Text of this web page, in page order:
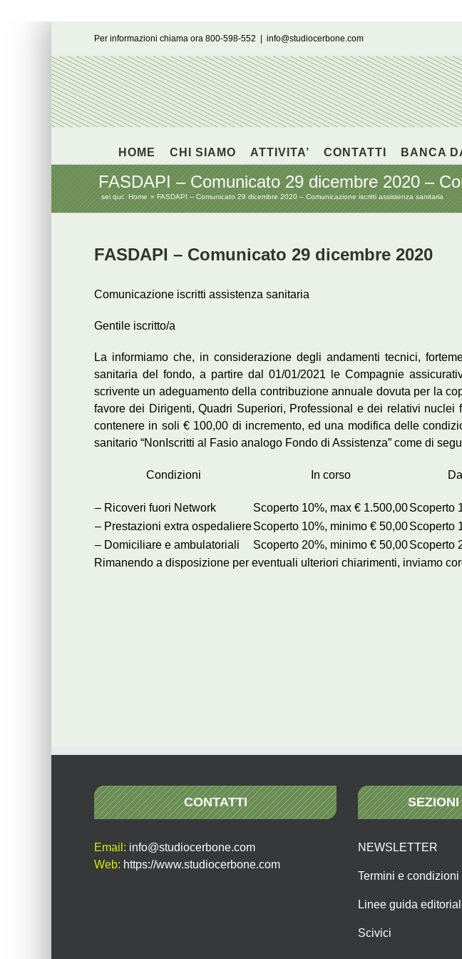
Per informazioni chiama ora 800-598-552 info@studiocerbone.com
HOME CHI SIAMO ATTIVITA’ CONTATTI BANCA
FASDAPI – Comunicato 29 dicembre 2020 –
sei qui: Home FASDAPI – Comunicato 29 dicembre 2020 – Comunicazione iscritti assistenza sanitaria
FASDAPI – Comunicato 29 dicembre 2020
Comunicazione iscritti assistenza sanitaria
Gentile iscritto/a
La informiamo che, in considerazione degli andamenti tecnici,
sanitaria del fondo, a partire dal 01/01/2021 le Compagnie
scrivente un adeguamento della contribuzione annuale dovuta per la
favore dei Dirigenti, Quadri Superiori, Professional e dei relativi nuclei
contenere in soli € 100,00 di incremento, ed una modifica delle
sanitario “NonIscritti al Fasio analogo Fondo di Assistenza” come di
Condizioni In corso
– Ricoveri fuori Network Scoperto 10%, max € 1.500,00Scoperto
– Prestazioni extra ospedaliereScoperto 10%, minimo € 50,00Scoperto
– Domiciliare e ambulatoriali
Scoperto 20%, minimo € 50,00Scoperto
Rimanendo a disposizione per eventuali ulteriori chiarimenti, inviamo
CONTATTI
Email: info@studiocerbone.com
Web: https://www.studiocerbone.com
NEWSLETTER
Termini e condizioni
Linee guida
Scivici